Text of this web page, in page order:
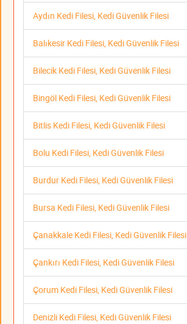
Aydın Kedi Filesi, Kedi Güvenlik Filesi
Balıkesir Kedi Filesi, Kedi Güvenlik Filesi
Bilecik Kedi Filesi, Kedi Güvenlik Filesi
Bingöl Kedi Filesi, Kedi Güvenlik Filesi
Bitlis Kedi Filesi, Kedi Güvenlik Filesi
Bolu Kedi Filesi, Kedi Güvenlik Filesi
Burdur Kedi Filesi, Kedi Güvenlik Filesi
Bursa Kedi Filesi, Kedi Güvenlik Filesi
Çanakkale Kedi Filesi, Kedi Güvenlik Filesi
Çankırı Kedi Filesi, Kedi Güvenlik Filesi
Çorum Kedi Filesi, Kedi Güvenlik Filesi
Denizli Kedi Filesi, Kedi Güvenlik Filesi